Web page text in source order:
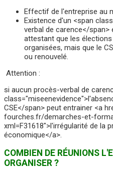
Effectif de l'entreprise au
Existence d'un <span
verbal de carence</span>
attestant que les
organisées, mais que le
ou renouvelé.
Attention :
si aucun procès-verbal de
CSE</span> peut entrainer <a
fourches.fr/demarches-et-
xml=F31618">l'irrégularité de la
économique</a>.
COMBIEN DE RÉUNIONS
ORGANISER ?